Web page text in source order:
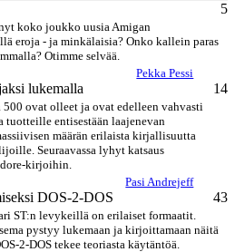
5
koko joukko uusia Amigan
eroja - ja minkälaisia? Onko kallein paras
Otimme selvää.
Pekka Pessi
lukemalla 14
500 ovat olleet ja ovat edelleen vahvasti
tuotteille entisestään laajenevan
määrän erilaista kirjallisuutta
Seuraavassa lyhyt katsaus
kirjoihin.
Pasi Andrejeff
DOS-2-DOS 43
ST:n levykeillä on erilaiset formaatit.
pystyy lukemaan ja kirjoittamaan näitä
2-DOS tekee teoriasta käytäntöä.